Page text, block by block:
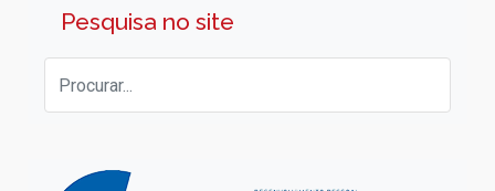
Pesquisa no site